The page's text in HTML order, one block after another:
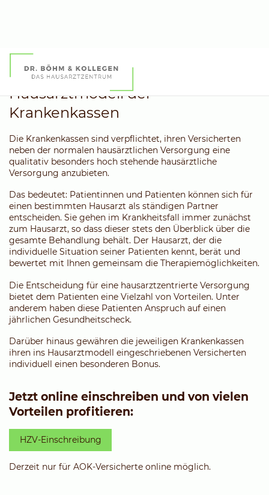
Hausarztmodell der
Krankenkassen
Die Krankenkassen sind verpflichtet, ihren Versicherten
neben der normalen hausärztlichen Versorgung eine
qualitativ besonders hoch stehende hausärztliche
Versorgung anzubieten.
Das bedeutet: Patientinnen und Patienten können sich für
einen bestimmten Hausarzt als ständigen Partner
entscheiden. Sie gehen im Krankheitsfall immer zunächst
zum Hausarzt, so dass dieser stets den Überblick über die
gesamte Behandlung behält. Der Hausarzt, der die
individuelle Situation seiner Patienten kennt, berät und
bewertet mit Ihnen gemeinsam die Therapiemöglichkeiten.
Die Entscheidung für eine hausarztzentrierte Versorgung
bietet dem Patienten eine Vielzahl von Vorteilen. Unter
anderem haben diese Patienten Anspruch auf einen
jährlichen Gesundheitscheck.
Darüber hinaus gewähren die jeweiligen Krankenkassen
ihren ins Hausarztmodell eingeschriebenen Versicherten
individuell einen besonderen Bonus.
Jetzt online einschreiben und von vielen
Vorteilen profitieren:
HZV-Einschreibung
Derzeit nur für AOK-Versicherte online möglich.